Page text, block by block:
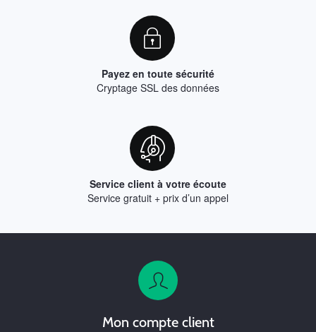
Payez en toute sécurité
Cryptage SSL des données
Service client à votre écoute
Service gratuit + prix d’un appel
Mon compte client